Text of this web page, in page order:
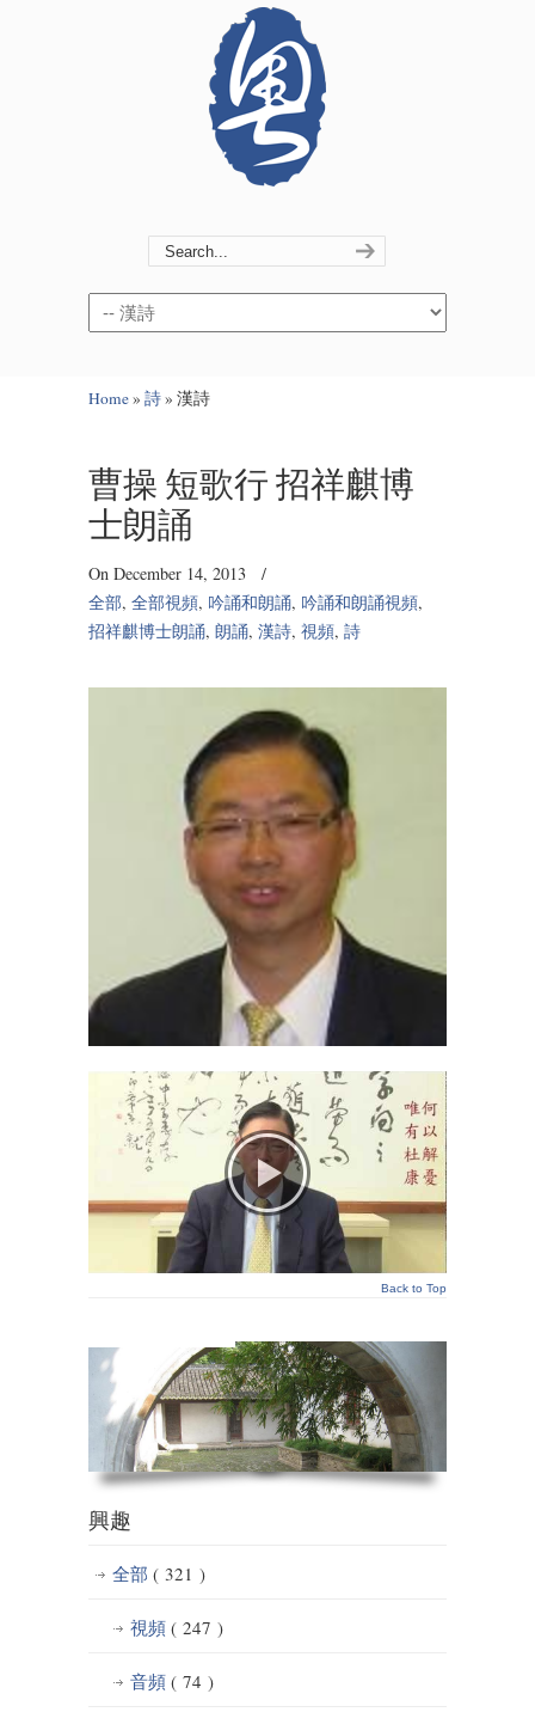
Navigation
Home» 詩» 漢詩
曹操 短歌行 招祥麒博
士朗誦
On December 14, 2013
/
全部, 全部視頻, 吟誦和朗誦, 吟誦和朗誦視頻,
招祥麒博士朗誦, 朗誦, 漢詩, 視頻, 詩
Back to Top
興趣
全部 ( 321 )
視頻 ( 247 )
音頻 ( 74 )